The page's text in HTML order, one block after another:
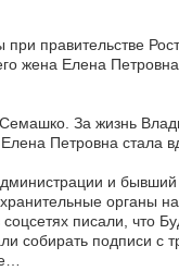
правительстве
жена Елена
За жизнь
Петровна стала
и
органы
писали, что
собирать подписи с